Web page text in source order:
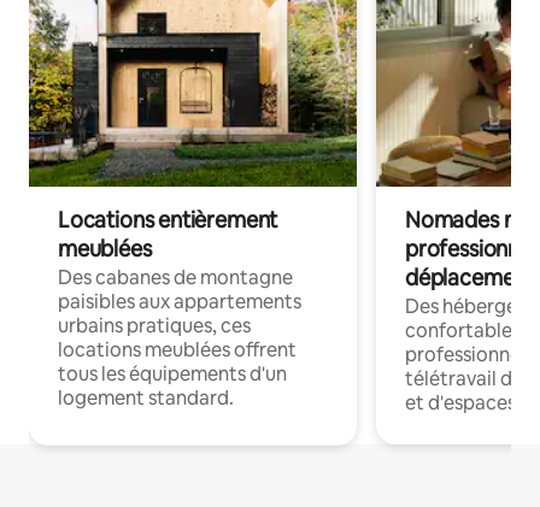
Locations entièrement
meublées
Des cabanes de montagne
paisibles aux appartements
urbains pratiques, ces
locations meublées offrent
tous les équipements d'un
logement standard.
Nomades
déplacement
Des
confortables
professionnels
télétravail
et d'espaces